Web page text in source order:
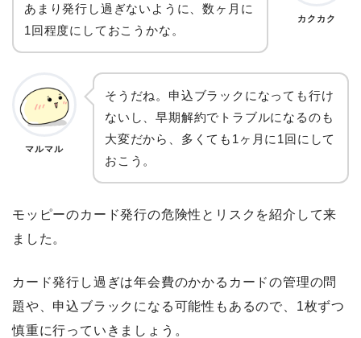
あまり発行し過ぎないように、数ヶ月に
1回程度にしておこうかな。
カクカク
マルマル
そうだね。申込ブラックになっても行け
ないし、早期解約でトラブルになるのも
大変だから、多くても1ヶ月に1回にして
おこう。
モッピーのカード発行の危険性とリスクを紹介して来
ました。
カード発行し過ぎは年会費のかかるカードの管理の問
題や、申込ブラックになる可能性もあるので、1枚ずつ
慎重に行っていきましょう。